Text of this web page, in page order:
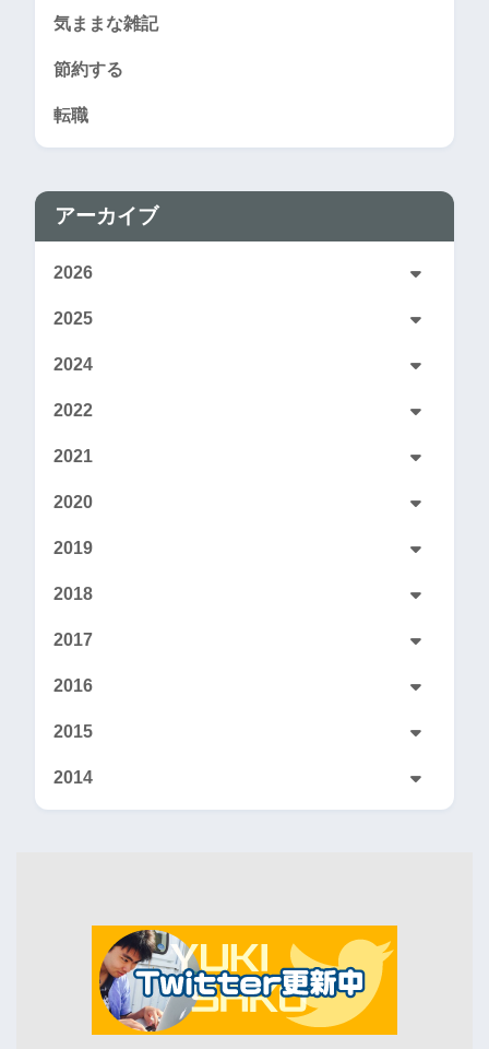
気ままな雑記
節約する
転職
アーカイブ
2026
2025
2024
2022
2021
2020
2019
2018
2017
2016
2015
2014